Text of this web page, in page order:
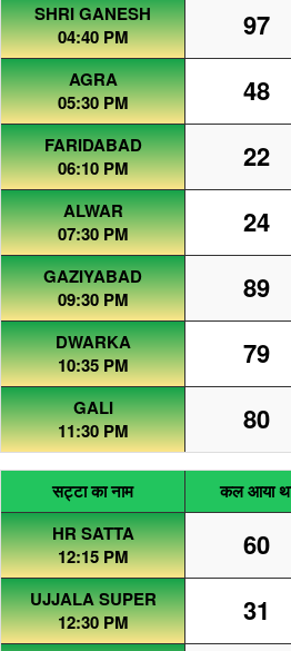
SHRI GANESH
04:40 PM
97
AGRA
05:30 PM
48
FARIDABAD
06:10 PM
22
ALWAR
07:30 PM
24
GAZIYABAD
09:30 PM
89
DWARKA
10:35 PM
79
GALI
11:30 PM
80
सट्टा का नाम कल आया
HR SATTA
12:15 PM
60
UJJALA SUPER
12:30 PM
31